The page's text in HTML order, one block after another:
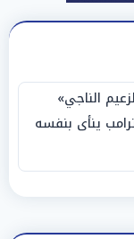
الناجي»
ينأى بنفسه